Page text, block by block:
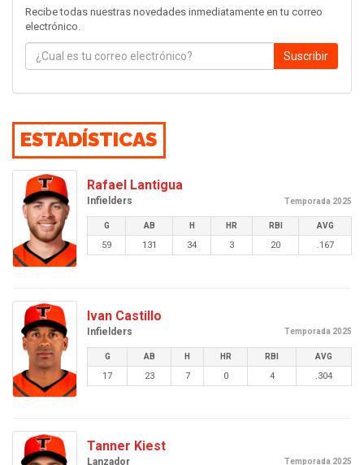
Recibe todas nuestras novedades inmediatamente en tu correo
electrónico.
Suscribir
ESTADÍSTICAS
Rafael Lantigua
Infielders Temporada 2025
G AB H HR RBI AVG
59 131 34 3 20 .167
Ivan Castillo
Infielders Temporada 2025
G AB H HR RBI AVG
17 23 7 0 4 .304
Tanner Kiest
Lanzador Temporada 2025